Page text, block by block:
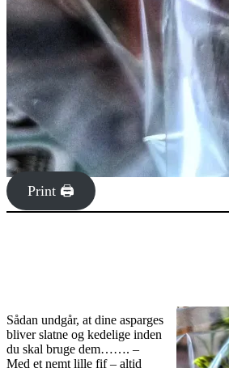
Print 🖨
Sådan undgår, at dine asparges
bliver slatne og kedelige inden
du skal bruge dem……. –
Med et nemt lille fif – altid